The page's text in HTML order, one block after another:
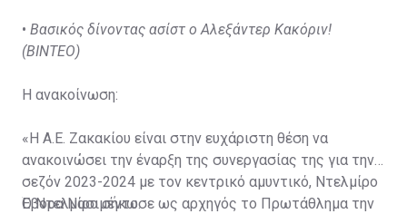
• Βασικός δίνοντας ασίστ ο Αλεξάντερ Κακόριν!
(ΒΙΝΤΕΟ)
Η ανακοίνωση:
«Η Α.Ε. Ζακακίου είναι στην ευχάριστη θέση να
ανακοινώσει την έναρξη της συνεργασίας της για την
σεζόν 2023-2024 με τον κεντρικό αμυντικό, Ντελμίρο
Έβορα Νασιμέντο.
Ο Ντελμίρο σήκωσε ως αρχηγός το Πρωτάθλημα την